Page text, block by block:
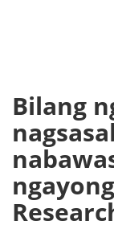
Bilang